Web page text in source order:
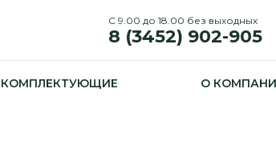
С 9.00 до 18.00 без выходных
8 (3452) 902-905
КОМПЛЕКТУЮЩИЕ О